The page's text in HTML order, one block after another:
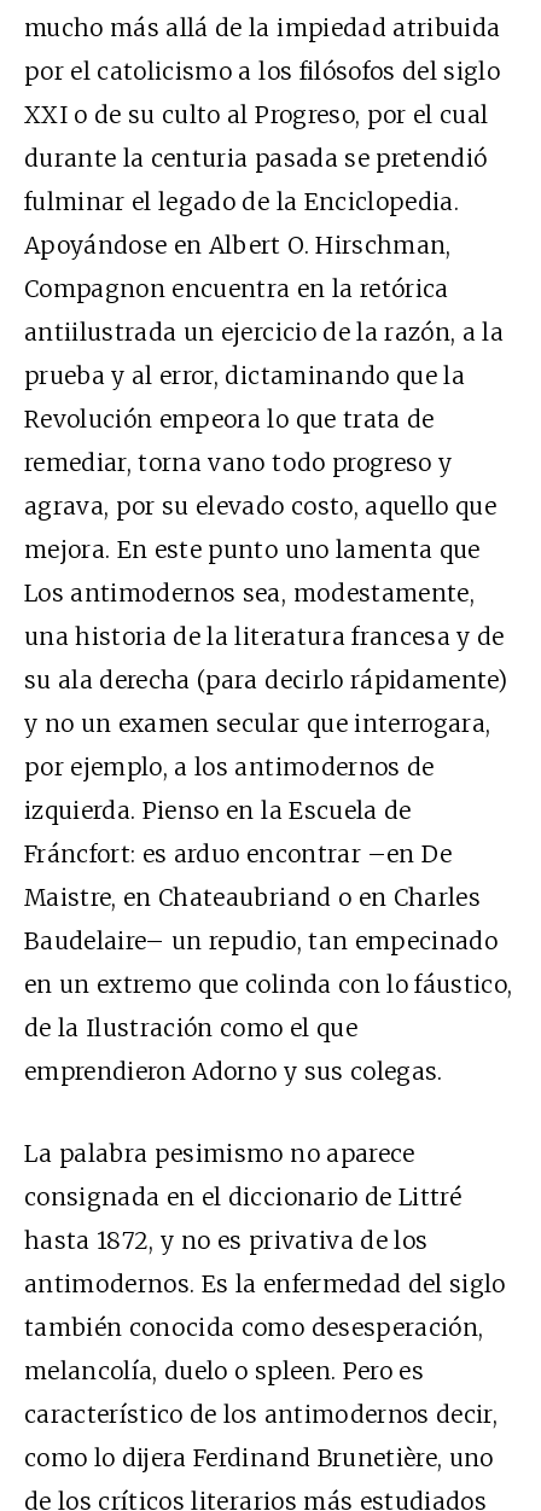
mucho más allá de la impiedad atribuida
por el catolicismo a los filósofos del siglo
XXI o de su culto al Progreso, por el cual
durante la centuria pasada se pretendió
fulminar el legado de la Enciclopedia.
Apoyándose en Albert O. Hirschman,
Compagnon encuentra en la retórica
antiilustrada un ejercicio de la razón, a la
prueba y al error, dictaminando que la
Revolución empeora lo que trata de
remediar, torna vano todo progreso y
agrava, por su elevado costo, aquello que
mejora. En este punto uno lamenta que
Los antimodernos sea, modestamente,
una historia de la literatura francesa y de
su ala derecha (para decirlo rápidamente)
y no un examen secular que interrogara,
por ejemplo, a los antimodernos de
izquierda. Pienso en la Escuela de
Fráncfort: es arduo encontrar –en De
Maistre, en Chateaubriand o en Charles
Baudelaire– un repudio, tan empecinado
en un extremo que colinda con lo fáustico,
de la Ilustración como el que
emprendieron Adorno y sus colegas.
La palabra pesimismo no aparece
consignada en el diccionario de Littré
hasta 1872, y no es privativa de los
antimodernos. Es la enfermedad del siglo
también conocida como desesperación,
melancolía, duelo o spleen. Pero es
característico de los antimodernos decir,
como lo dijera Ferdinand Brunetière, uno
de los críticos literarios más estudiados